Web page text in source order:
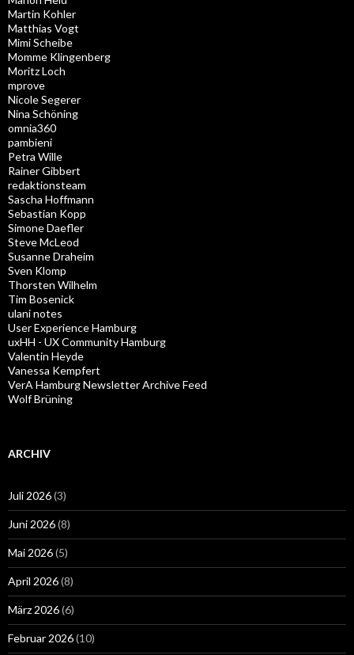
Martin Kohler
Matthias Vogt
Mimi Scheibe
Momme Klingenberg
Moritz Loch
mprove
Nicole Segerer
Nina Schöning
omnia360
pambieni
Petra Wille
Rainer Gibbert
redaktionsteam
Sascha Hoffmann
Sebastian Kopp
Simone Daefler
Steve McLeod
Susanne Draheim
Sven Klomp
Thorsten Wilhelm
Tim Bosenick
ulani notes
User Experience Hamburg
uxHH - UX Community Hamburg
Valentin Heyde
Vanessa Kempfert
VerA Hamburg Newsletter Archive Feed
Wolf Brüning
ARCHIV
Juli 2026(3)
Juni 2026(8)
Mai 2026(5)
April 2026(8)
März 2026(6)
Februar 2026(10)